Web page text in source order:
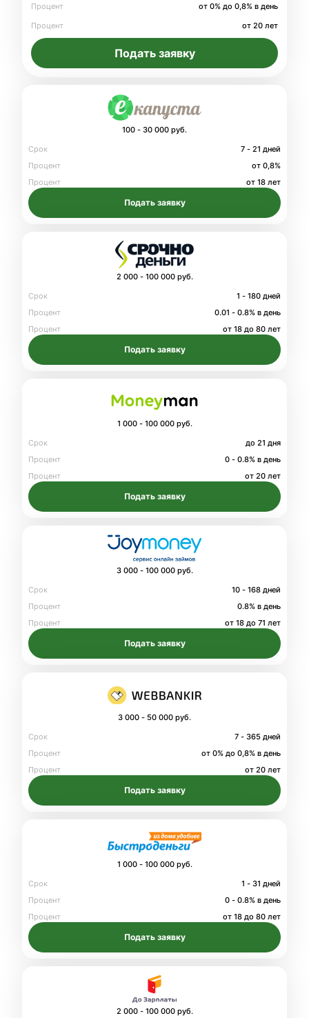
Процент
от 0% до 0,8% в день
Процент
от 20 лет
Подать заявку
100 - 30 000 руб.
Срок
7 - 21 дней
Процент
от 0,8%
Процент
от 18 лет
Подать заявку
2 000 - 100 000 руб.
Срок
1 - 180 дней
Процент
0.01 - 0.8% в день
Процент
от 18 до 80 лет
Подать заявку
1 000 - 100 000 руб.
Срок
до 21 дня
Процент
0 - 0.8% в день
Процент
от 20 лет
Подать заявку
3 000 - 100 000 руб.
Срок
10 - 168 дней
Процент
0.8% в день
Процент
от 18 до 71 лет
Подать заявку
3 000 - 50 000 руб.
Срок
7 - 365 дней
Процент
от 0% до 0,8% в день
Процент
от 20 лет
Подать заявку
1 000 - 100 000 руб.
Срок
1 - 31 дней
Процент
0 - 0.8% в день
Процент
от 18 до 80 лет
Подать заявку
2 000 - 100 000 руб.